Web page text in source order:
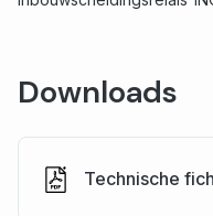
Downloads
Technische